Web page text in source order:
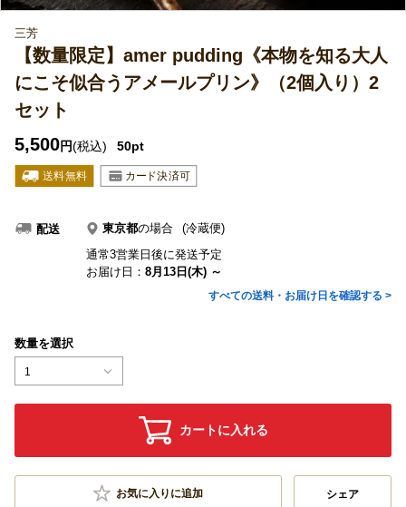
三芳
【数量限定】amer pudding《本物を知る大人
にこそ似合うアメールプリン》（2個入り）2
セット
5,500円(税込) 50pt
配送 東京都の場合
(冷蔵便)
通常3営業日後に発送予定
お届け日： 8月13日(木) ～
すべての送料・お届け日を確認する >
数量を選択
1
カートに入れる
お気に入りに追加 シェア